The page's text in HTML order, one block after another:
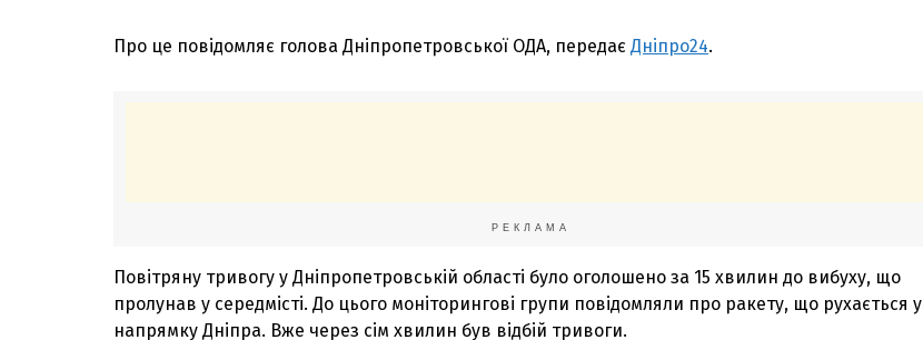
Про це повідомляє голова Дніпропетровської ОДА, передає Дніпро24.
РЕКЛАМА
Повітряну тривогу у Дніпропетровській області було оголошено за 15 хвилин до вибуху, що
пролунав у середмісті. До цього моніторингові групи повідомляли про ракету, що рухається у
напрямку Дніпра. Вже через сім хвилин був відбій тривоги.